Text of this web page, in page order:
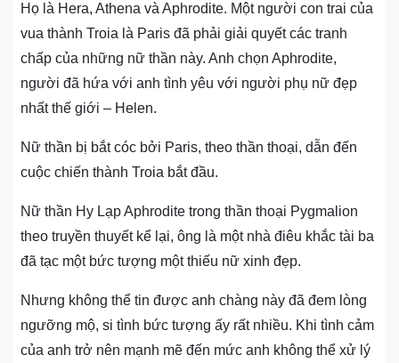
Họ là Hera, Athena và Aphrodite. Một người con trai của
vua thành Troia là Paris đã phải giải quyết các tranh
chấp của những nữ thần này. Anh chọn Aphrodite,
người đã hứa với anh tình yêu với người phụ nữ đẹp
nhất thế giới – Helen.
Nữ thần bị bắt cóc bởi Paris, theo thần thoại, dẫn đến
cuộc chiến thành Troia bắt đầu.
Nữ thần Hy Lạp Aphrodite trong thần thoại Pygmalion
theo truyền thuyết kể lại, ông là một nhà điêu khắc tài ba
đã tạc một bức tượng một thiếu nữ xinh đẹp.
Nhưng không thể tin được anh chàng này đã đem lòng
ngưỡng mộ, si tình bức tượng ấy rất nhiều. Khi tình cảm
của anh trở nên mạnh mẽ đến mức anh không thể xử lý